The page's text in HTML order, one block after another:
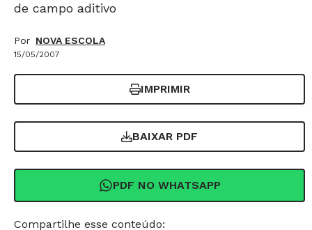
de campo aditivo
Por NOVA ESCOLA
15/05/2007
IMPRIMIR
BAIXAR PDF
PDF NO WHATSAPP
Compartilhe esse conteúdo: